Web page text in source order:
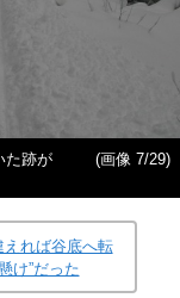
た跡が
(画像 7/29)
えれば谷底へ転
け”だった